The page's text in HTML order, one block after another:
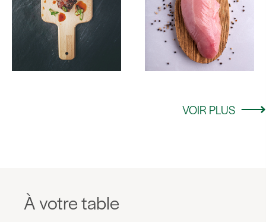
VOIR PLUS
À votre table